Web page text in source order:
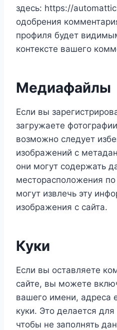
здесь: https://
одобрения
профиля будет
контексте вашего
Медиафайлы
Если вы
загружаете
возможно следует
изображений с
они могут содержать
месторасположения по
могут извлечь эту
изображения с сайта.
Куки
Если вы оставляете
сайте, вы можете
вашего имени, адреса
куки. Это делается
чтобы не заполнять